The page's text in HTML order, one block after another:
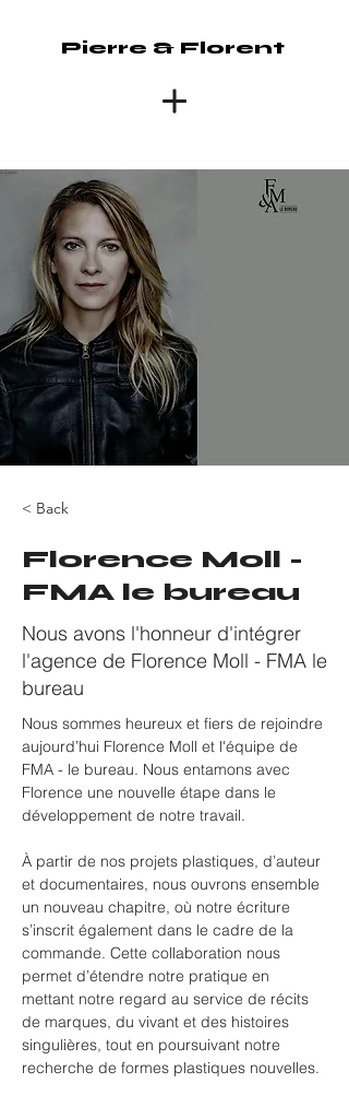
Pierre & Florent
< Back
Florence Moll -
FMA le bureau
Nous avons l'honneur d'intégrer
l'agence de Florence Moll - FMA le
bureau
Nous sommes heureux et fiers de rejoindre
aujourd’hui Florence Moll et l'équipe de
FMA - le bureau. Nous entamons avec
Florence une nouvelle étape dans le
développement de notre travail.
À partir de nos projets plastiques, d’auteur
et documentaires, nous ouvrons ensemble
un nouveau chapitre, où notre écriture
s’inscrit également dans le cadre de la
commande. Cette collaboration nous
permet d’étendre notre pratique en
mettant notre regard au service de récits
de marques, du vivant et des histoires
singulières, tout en poursuivant notre
recherche de formes plastiques nouvelles.